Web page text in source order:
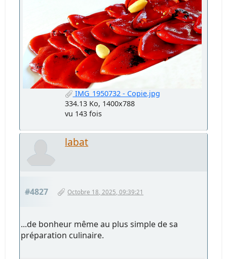
IMG_1950732 - Copie.jpg
334.13 Ko, 1400x788
vu 143 fois
labat
#4827 Octobre 18, 2025, 09:39:21
...de bonheur même au plus simple de sa
préparation culinaire.